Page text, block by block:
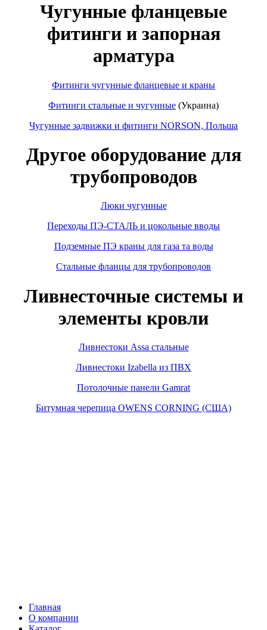
Чугунные фланцевые
фитинги и запорная
арматура
Фитинги чугунные фланцевые и краны
Фитинги стальные и чугунные (Украина)
Чугунные задвижки и фитинги NORSON, Польша
Другое оборудование для
трубопроводов
Люки чугунные
Переходы ПЭ-СТАЛЬ и цокольные вводы
Подземные ПЭ краны для газа та воды
Стальные фланцы для трубопроводов
Ливнесточные системы и
элементы кровли
Ливнестоки Assa стальные
Ливнестоки Izabella из ПВХ
Потолочные панели Gamrat
Битумная черепица OWENS CORNING (США)
Главная
О компании